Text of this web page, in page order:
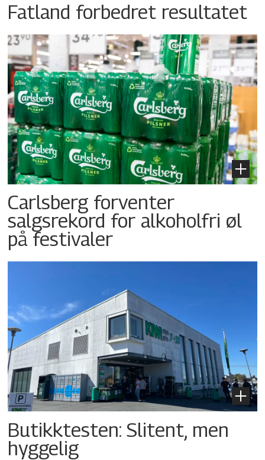
Fatland forbedret resultatet
Carlsberg forventer
salgsrekord for alkoholfri øl
på festivaler
Butikktesten: Slitent, men
hyggelig